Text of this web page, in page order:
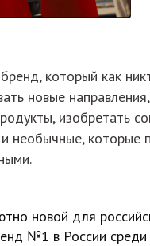
который как
новые
изобретать
необычные, которые
новой для
№1 в России